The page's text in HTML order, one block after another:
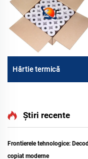
Hârtie termică
Știri recente
Frontierele tehnologice:
copiat moderne